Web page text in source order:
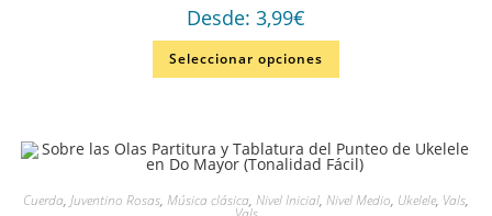
Desde: 3,99€
Seleccionar opciones
Cuerda, Juventino Rosas, Música clásica, Nivel Inicial, Nivel Medio, Ukelele, Vals,